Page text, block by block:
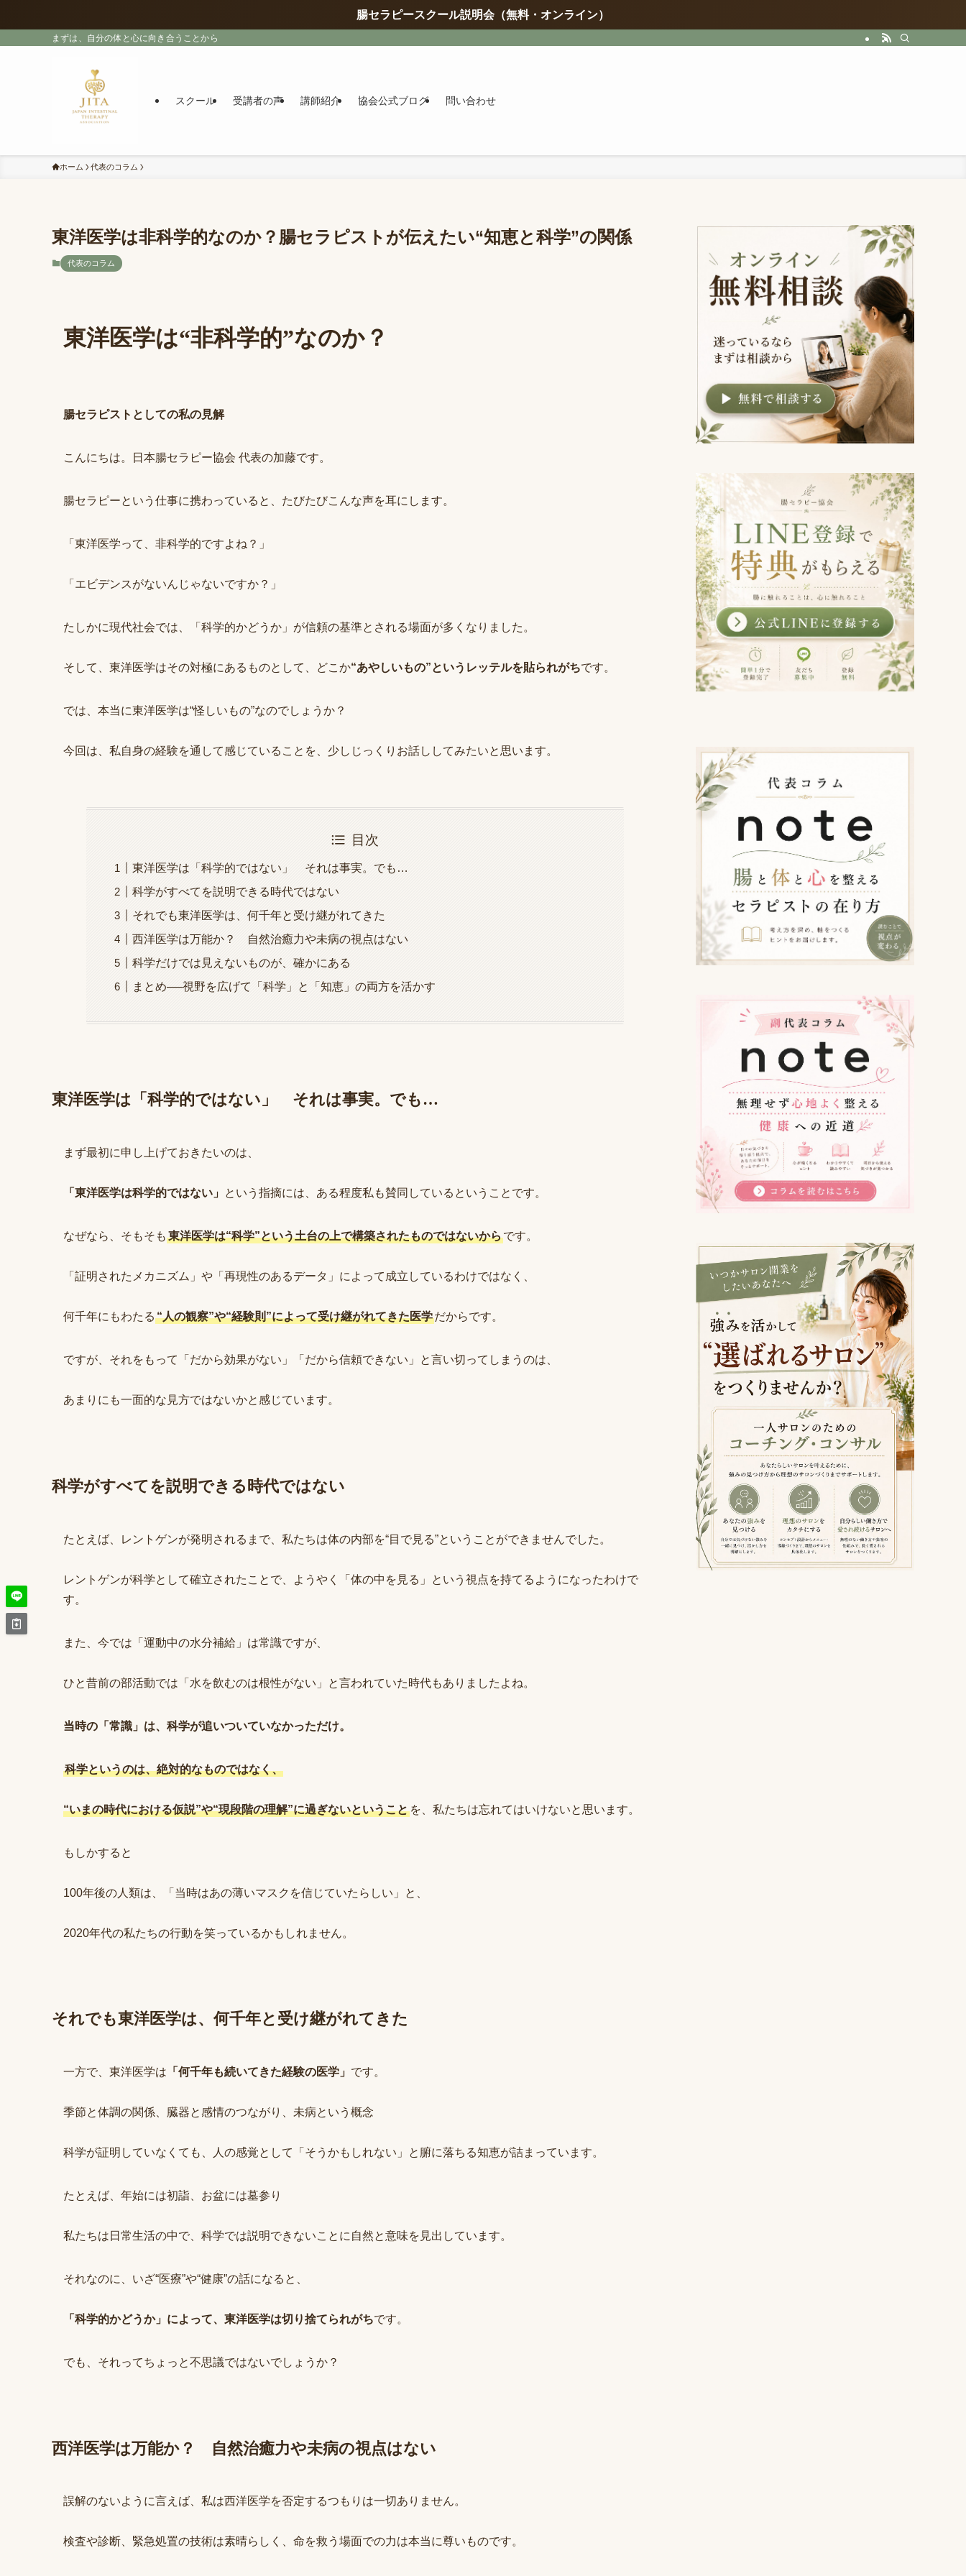
腸セラピースクール説明会（無料・オンライン）
まずは、自分の体と心に向き合うことから
スクール 受講者の声 講師紹介 協会公式ブログ 問い合わせ
ホーム 代表のコラム
東洋医学は非科学的なのか？腸セラピストが伝えたい“知恵と科学”の関係
代表のコラム
東洋医学は“非科学的”なのか？
腸セラピストとしての私の見解
こんにちは。日本腸セラピー協会 代表の加藤です。
腸セラピーという仕事に携わっていると、たびたびこんな声を耳にします。
「東洋医学って、非科学的ですよね？」
「エビデンスがないんじゃないですか？」
たしかに現代社会では、「科学的かどうか」が信頼の基準とされる場面が多くなりました。
そして、東洋医学はその対極にあるものとして、どこか“あやしいもの”というレッテルを貼られがちです。
では、本当に東洋医学は“怪しいもの”なのでしょうか？
今回は、私自身の経験を通して感じていることを、少しじっくりお話ししてみたいと思います。
目次
東洋医学は「科学的ではない」 それは事実。でも…
科学がすべてを説明できる時代ではない
それでも東洋医学は、何千年と受け継がれてきた
西洋医学は万能か？ 自然治癒力や未病の視点はない
科学だけでは見えないものが、確かにある
まとめ──視野を広げて「科学」と「知恵」の両方を活かす
東洋医学は「科学的ではない」 それは事実。でも…
まず最初に申し上げておきたいのは、
「東洋医学は科学的ではない」 という指摘には、ある程度私も賛同しているということです。
なぜなら、そもそも 東洋医学は“科学”という土台の上で構築されたものではないからです。
「証明されたメカニズム」や「再現性のあるデータ」によって成立しているわけではなく、
何千年にもわたる “人の観察”や“経験則”によって受け継がれてきた医学だからです。
ですが、それをもって「だから効果がない」「だから信頼できない」と言い切ってしまうのは、
あまりにも一面的な見方ではないかと感じています。
科学がすべてを説明できる時代ではない
たとえば、レントゲンが発明されるまで、私たちは体の内部を“目で見る”ということができませんでした。
レントゲンが科学として確立されたことで、ようやく「体の中を見る」という視点を持てるようになったわけで
す。
また、今では「運動中の水分補給」は常識ですが、
ひと昔前の部活動では「水を飲むのは根性がない」と言われていた時代もありましたよね。
当時の「常識」は、科学が追いついていなかっただけ。
科学というのは、絶対的なものではなく、
“いまの時代における仮説”や“現段階の理解”に過ぎないということ を、私たちは忘れてはいけないと思います。
もしかすると
100年後の人類は、「当時はあの薄いマスクを信じていたらしい」と、
2020年代の私たちの行動を笑っているかもしれません。
それでも東洋医学は、何千年と受け継がれてきた
一方で、東洋医学は 「何千年も続いてきた経験の医学」 です。
季節と体調の関係、臓器と感情のつながり、未病という概念
科学が証明していなくても、人の感覚として「そうかもしれない」と腑に落ちる知恵が詰まっています。
たとえば、年始には初詣、お盆には墓参り
私たちは日常生活の中で、科学では説明できないことに自然と意味を見出しています。
それなのに、いざ“医療”や“健康”の話になると、
「科学的かどうか」によって、東洋医学は切り捨てられがちです。
でも、それってちょっと不思議ではないでしょうか？
西洋医学は万能か？ 自然治癒力や未病の視点はない
誤解のないように言えば、私は西洋医学を否定するつもりは一切ありません。
検査や診断、緊急処置の技術は素晴らしく、命を救う場面での力は本当に尊いものです。